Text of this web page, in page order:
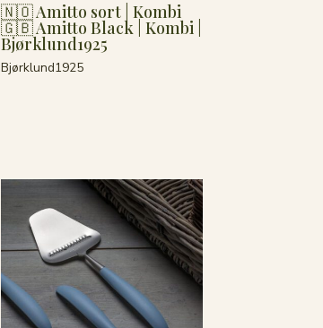
🇳🇴 Amitto sort | Kombi
🇬🇧 Amitto Black | Kombi |
Bjørklund1925
Bjørklund1925